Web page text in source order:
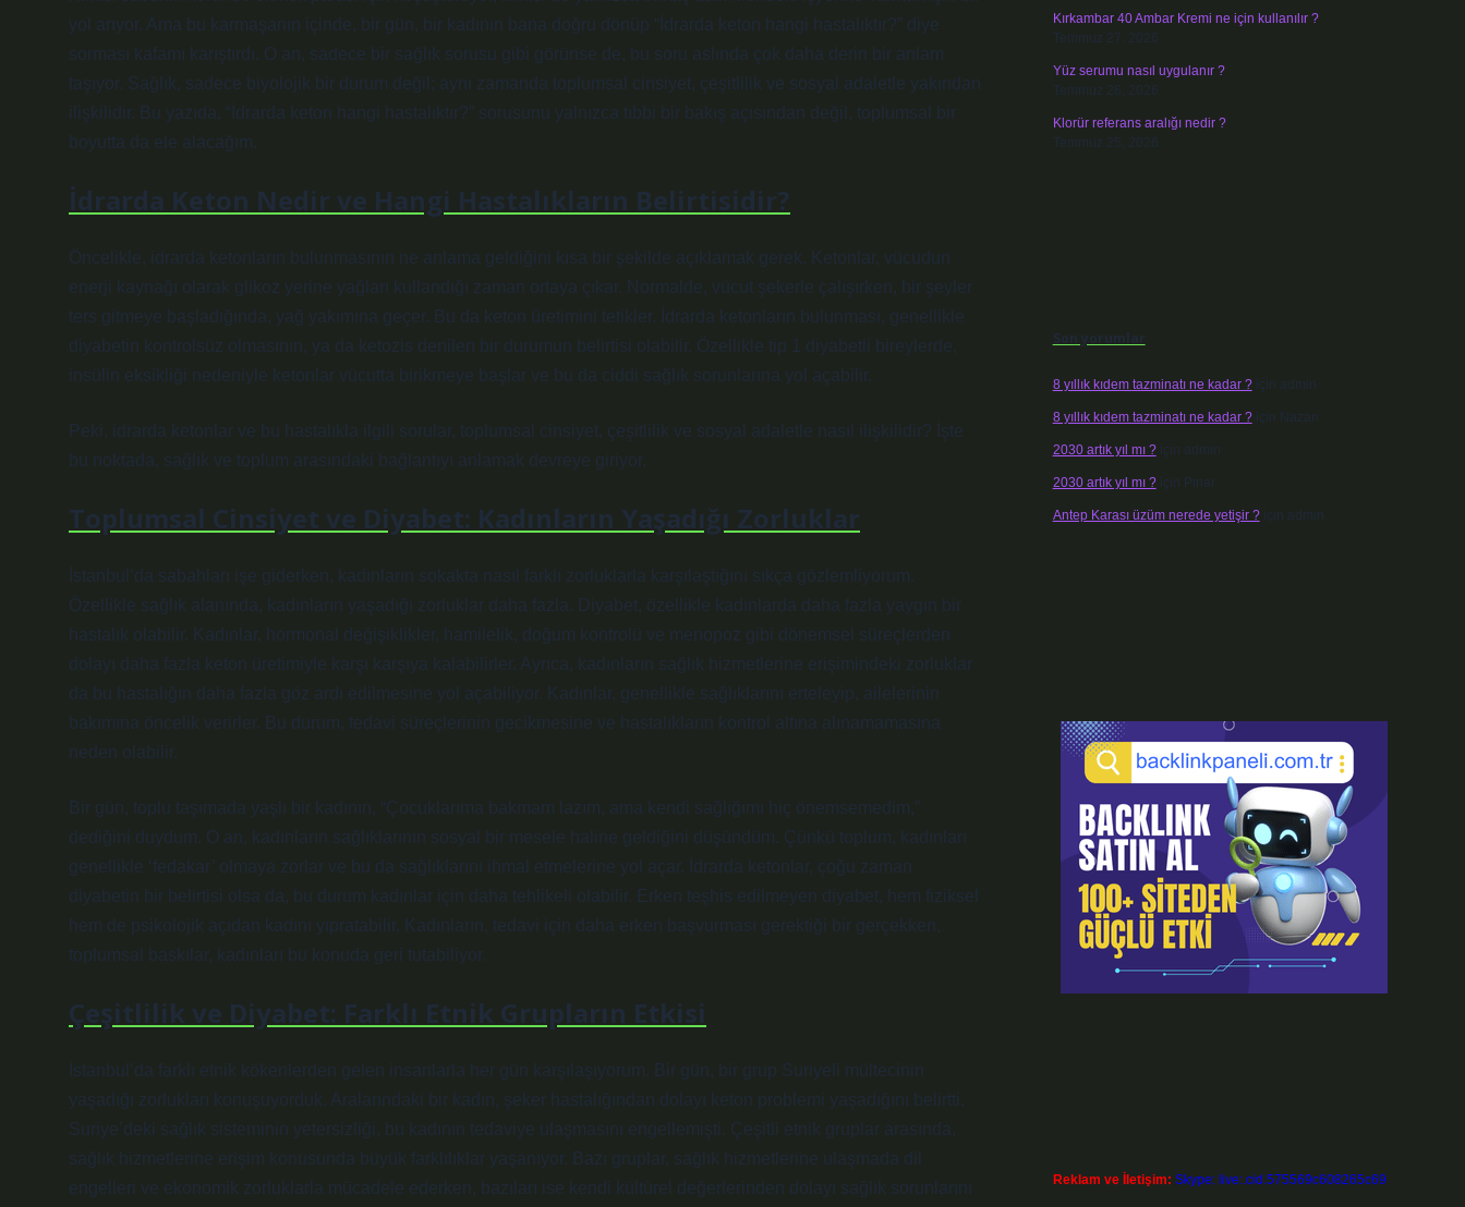
yol arıyor. Ama bu karmaşanın içinde, bir gün, bir kadının bana doğru dönüp “İdrarda keton hangi hastalıktır?” diye
sorması kafamı karıştırdı. O an, sadece bir sağlık sorusu gibi görünse de, bu soru aslında çok daha derin bir anlam
taşıyor. Sağlık, sadece biyolojik bir durum değil; aynı zamanda toplumsal cinsiyet, çeşitlilik ve sosyal adaletle yakından
ilişkilidir. Bu yazıda, “İdrarda keton hangi hastalıktır?” sorusunu yalnızca tıbbi bir bakış açısından değil, toplumsal bir
boyutta da ele alacağım.
İdrarda Keton Nedir ve Hangi Hastalıkların Belirtisidir?
Öncelikle, idrarda ketonların bulunmasının ne anlama geldiğini kısa bir şekilde açıklamak gerek. Ketonlar, vücudun
enerji kaynağı olarak glikoz yerine yağları kullandığı zaman ortaya çıkar. Normalde, vücut şekerle çalışırken, bir şeyler
ters gitmeye başladığında, yağ yakımına geçer. Bu da keton üretimini tetikler. İdrarda ketonların bulunması, genellikle
diyabetin kontrolsüz olmasının, ya da ketozis denilen bir durumun belirtisi olabilir. Özellikle tip 1 diyabetli bireylerde,
insülin eksikliği nedeniyle ketonlar vücutta birikmeye başlar ve bu da ciddi sağlık sorunlarına yol açabilir.
Peki, idrarda ketonlar ve bu hastalıkla ilgili sorular, toplumsal cinsiyet, çeşitlilik ve sosyal adaletle nasıl ilişkilidir? İşte
bu noktada, sağlık ve toplum arasındaki bağlantıyı anlamak devreye giriyor.
Toplumsal Cinsiyet ve Diyabet: Kadınların Yaşadığı Zorluklar
İstanbul’da sabahları işe giderken, kadınların sokakta nasıl farklı zorluklarla karşılaştığını sıkça gözlemliyorum.
Özellikle sağlık alanında, kadınların yaşadığı zorluklar daha fazla. Diyabet, özellikle kadınlarda daha fazla yaygın bir
hastalık olabilir. Kadınlar, hormonal değişiklikler, hamilelik, doğum kontrolü ve menopoz gibi dönemsel süreçlerden
dolayı daha fazla keton üretimiyle karşı karşıya kalabilirler. Ayrıca, kadınların sağlık hizmetlerine erişimindeki zorluklar
da bu hastalığın daha fazla göz ardı edilmesine yol açabiliyor. Kadınlar, genellikle sağlıklarını erteleyip, ailelerinin
bakımına öncelik verirler. Bu durum, tedavi süreçlerinin gecikmesine ve hastalıkların kontrol altına alınamamasına
neden olabilir.
Bir gün, toplu taşımada yaşlı bir kadının, “Çocuklarıma bakmam lazım, ama kendi sağlığımı hiç önemsemedim,”
dediğini duydum. O an, kadınların sağlıklarının sosyal bir mesele haline geldiğini düşündüm. Çünkü toplum, kadınları
genellikle ‘fedakar’ olmaya zorlar ve bu da sağlıklarını ihmal etmelerine yol açar. İdrarda ketonlar, çoğu zaman
diyabetin bir belirtisi olsa da, bu durum kadınlar için daha tehlikeli olabilir. Erken teşhis edilmeyen diyabet, hem fiziksel
hem de psikolojik açıdan kadını yıpratabilir. Kadınların, tedavi için daha erken başvurması gerektiği bir gerçekken,
toplumsal baskılar, kadınları bu konuda geri tutabiliyor.
Çeşitlilik ve Diyabet: Farklı Etnik Grupların Etkisi
İstanbul’da farklı etnik kökenlerden gelen insanlarla her gün karşılaşıyorum. Bir gün, bir grup Suriyeli mültecinin
yaşadığı zorlukları konuşuyorduk. Aralarındaki bir kadın, şeker hastalığından dolayı keton problemi yaşadığını belirtti.
Suriye’deki sağlık sisteminin yetersizliği, bu kadının tedaviye ulaşmasını engellemişti. Çeşitli etnik gruplar arasında,
sağlık hizmetlerine erişim konusunda büyük farklılıklar yaşanıyor. Bazı gruplar, sağlık hizmetlerine ulaşmada dil
engelleri ve ekonomik zorluklarla mücadele ederken, bazıları ise kendi kültürel değerlerinden dolayı sağlık sorunlarını
Kırkambar 40 Ambar Kremi ne için kullanılır ?
Temmuz 27, 2026
Yüz serumu nasıl uygulanır ?
Temmuz 26, 2026
Klorür referans aralığı nedir ?
Temmuz 25, 2026
Son yorumlar
8 yıllık kıdem tazminatı ne kadar ?için admin
8 yıllık kıdem tazminatı ne kadar ?için Nazan
2030 artık yıl mı ?için admin
2030 artık yıl mı ?için Pınar
Antep Karası üzüm nerede yetişir ?için admin
Reklam ve İletişim: Skype: live:.cid.575569c608265c69